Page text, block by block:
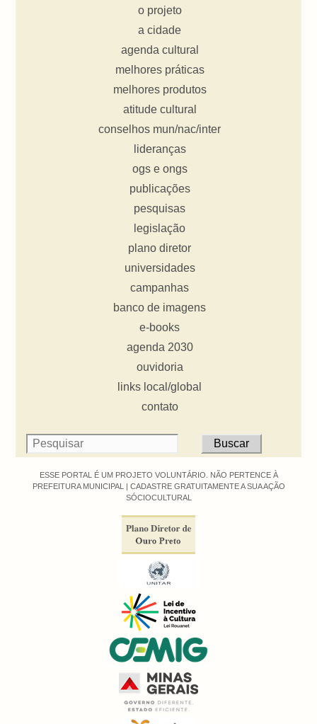
o projeto
a cidade
agenda cultural
melhores práticas
melhores produtos
atitude cultural
conselhos mun/nac/inter
lideranças
ogs e ongs
publicações
pesquisas
legislação
plano diretor
universidades
campanhas
banco de imagens
e-books
agenda 2030
ouvidoria
links local/global
contato
ESSE PORTAL É UM PROJETO VOLUNTÁRIO. NÃO PERTENCE À
PREFEITURA MUNICIPAL | CADASTRE GRATUITAMENTE A SUA AÇÃO
SÓCIOCULTURAL